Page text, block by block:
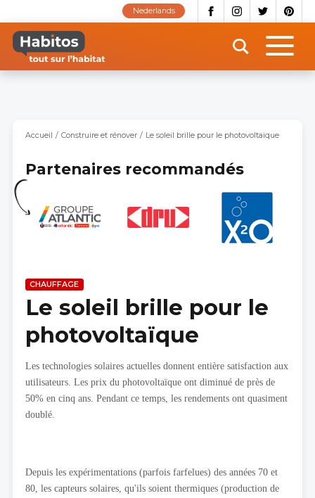
contenu
principal
Nederlands
Accueil Construire et rénover Le soleil brille pour le photovoltaïque
Partenaires recommandés
CHAUFFAGE
Le soleil brille pour le
photovoltaïque
Les technologies solaires actuelles donnent entière satisfaction aux
utilisateurs. Les prix du photovoltaïque ont diminué de près de
50% en cinq ans. Pendant ce temps, les rendements ont quasiment
doublé.
Depuis les expérimentations (parfois farfelues) des années 70 et
80, les capteurs solaires, qu'ils soient thermiques (production de